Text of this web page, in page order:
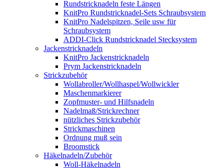
Rundstricknadeln feste Längen
KnitPro Rundstricknadel-Sets Schraubsystem
KnitPro Nadelspitzen, Seile usw für
Schraubsystem
ADDI-Click Rundstricknadel Stecksystem
Jackenstricknadeln
KnitPro Jackenstricknadeln
Prym Jackenstricknadeln
Strickzubehör
Wollabroller/Wollhaspel/Wollwickler
Maschenmarkierer
Zopfmuster- und Hilfsnadeln
Nadelmaß/Strickrechner
nützliches Strickzubehör
Strickmaschinen
Ordnung muß sein
Broomstick
Häkelnadeln/Zubehör
Woll-Häkelnadeln